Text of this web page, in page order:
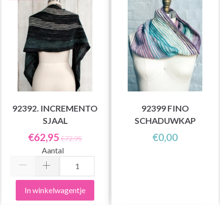
92392. INCREMENTO
SJAAL
€62,95 €72,95
Aantal
In winkelwagentje
92399 FINO
SCHADUWKAP
€0,00